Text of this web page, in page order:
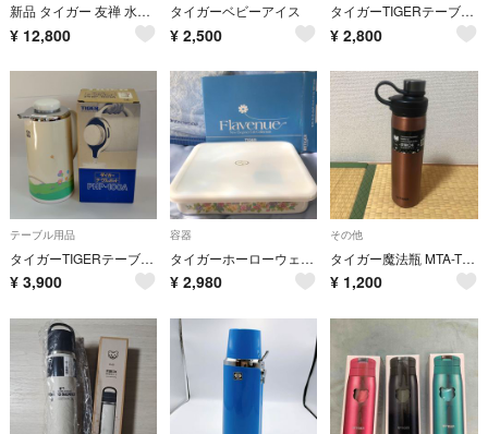
新品 タイガー 友禅 水筒MJX-B048 鶴 木箱 取扱説明書 多国語対応
¥ 12,800
タイガーベビーアイス
¥ 2,500
タイガーTIGERテーブルポットPSL-1000 CT 昭和レトロ 約1L
¥ 2,800
テーブル用品
タイガーTIGERテーブルポットPHP-100A 昭和レトロ 約1L
¥ 3,900
容器
タイガーホーローウェア バット(フタつき)
¥ 2,980
その他
タイガー魔法瓶 MTA-T080
¥ 1,200